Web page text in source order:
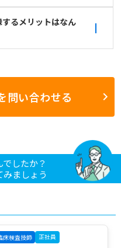
るメリットはなん
問い合わせる
したか？
ましょう
床検査技師 正社員